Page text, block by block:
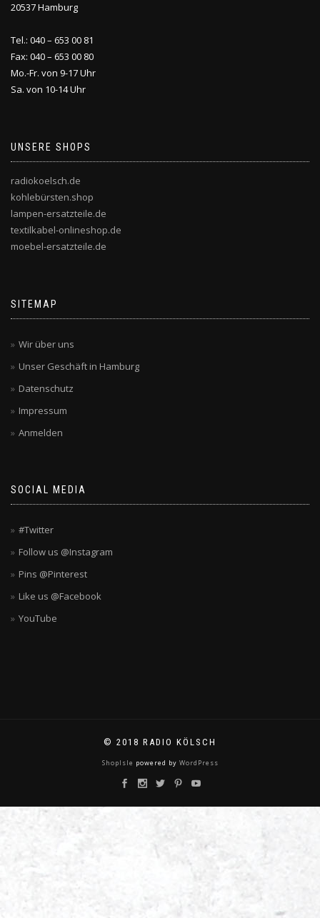
20537 Hamburg
Tel.: 040 – 653 00 81
Fax: 040 – 653 00 80
Mo.-Fr. von 9-17 Uhr
Sa. von 10-14 Uhr
UNSERE SHOPS
radiokoelsch.de
kohlebürsten.shop
lampen-ersatzteile.de
textilkabel-onlineshop.de
moebel-ersatzteile.de
SITEMAP
Wir über uns
Unser Geschäft in Hamburg
Datenschutz
Impressum
Anmelden
SOCIAL MEDIA
#Twitter
Follow us @Instagram
Pins @Pinterest
Like us @Facebook
YouTube
© 2018 RADIO KÖLSCH
ShopIsle powered by WordPress